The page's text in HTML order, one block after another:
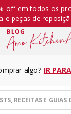
off em todos os
e peças de
algo? IR